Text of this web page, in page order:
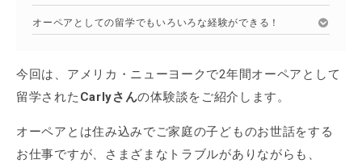
オーペアとしての留学でもいろいろな経験ができる！
今回は、アメリカ・ニューヨークで2年間オーペアとして
留学された Carlyさんの体験談をご紹介します。
オーペアとは住み込みでご家庭の子どものお世話をする
お仕事ですが、さまざまなトラブルがありながらも、